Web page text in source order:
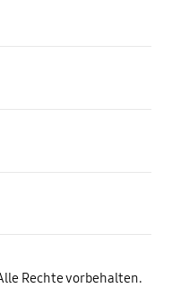
Rechte vorbehalten.